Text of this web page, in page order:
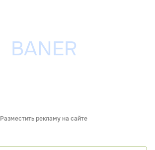
Разместить рекламу на сайте